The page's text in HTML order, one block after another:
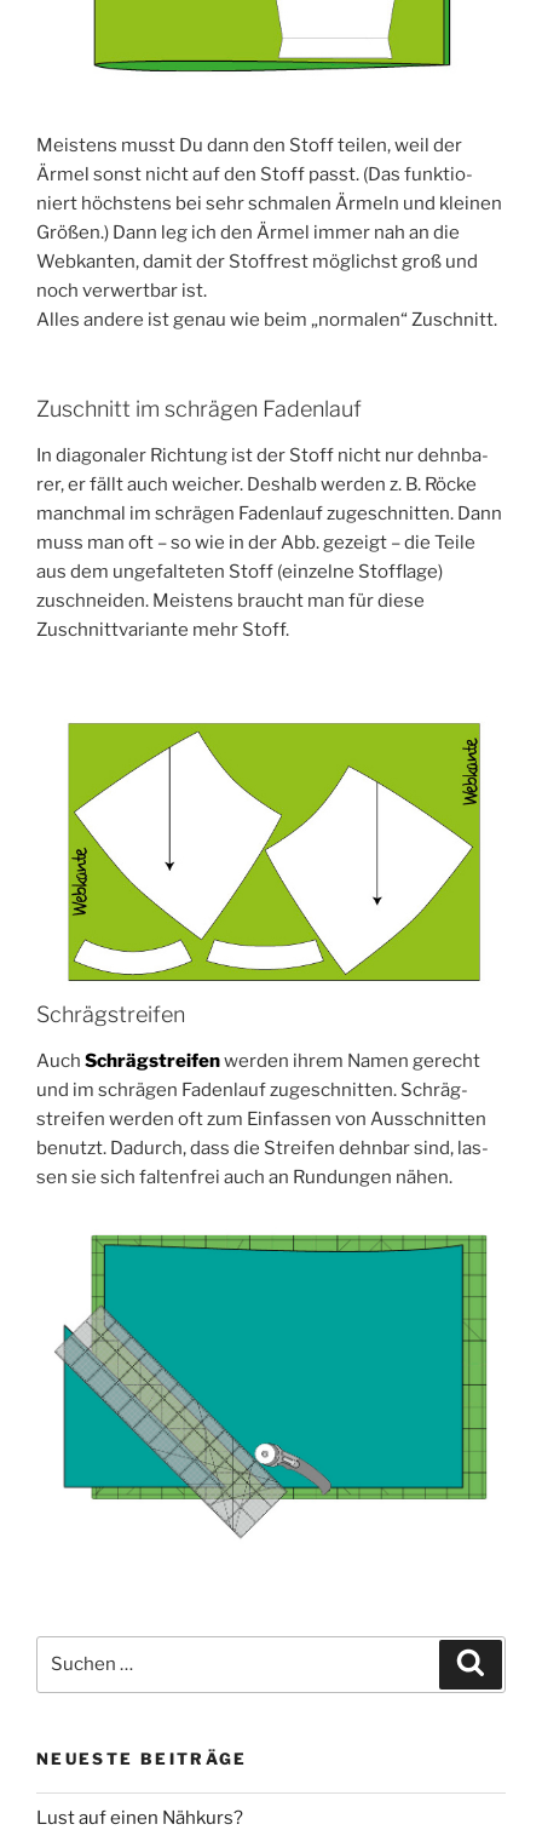
Meis­tens musst Du dann den Stoff tei­len, weil der
Ärmel sonst nicht auf den Stoff passt. (Das funk­tio­
niert höchs­tens bei sehr schma­len Ärmeln und klei­nen
Grö­ßen.) Dann leg ich den Ärmel immer nah an die
Web­kan­ten, damit der Stoff­rest mög­lichst groß und
noch ver­wert­bar ist.
Alles ande­re ist genau wie beim „nor­ma­len“ Zuschnitt.
Zuschnitt im schrägen Fadenlauf
In dia­go­na­ler Rich­tung ist der Stoff nicht nur dehn­ba­
rer, er fällt auch wei­cher. Des­halb wer­den z. B. Röcke
manch­mal im schrä­gen Faden­lauf zuge­schnit­ten. Dann
muss man oft – so wie in der Abb. gezeigt – die Tei­le
aus dem unge­fal­te­ten Stoff (ein­zel­ne Stoff­la­ge)
zuschnei­den. Meis­tens braucht man für die­se
Zuschnitt­va­ri­an­te mehr Stoff.
Schrägstreifen
Auch Schräg­strei­fenwer­den ihrem Namen gerecht
und im schrä­gen Faden­lauf zuge­schnit­ten. Schräg­
strei­fen wer­den oft zum Ein­fas­sen von Aus­schnit­ten
benutzt. Dadurch, dass die Strei­fen dehn­bar sind, las­
sen sie sich fal­ten­frei auch an Run­dun­gen nähen.
nach:
NEUESTE BEITRÄGE
Lust auf einen Nähkurs?